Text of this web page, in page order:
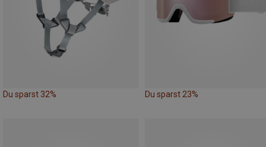
Du sparst 32% Du sparst 23%